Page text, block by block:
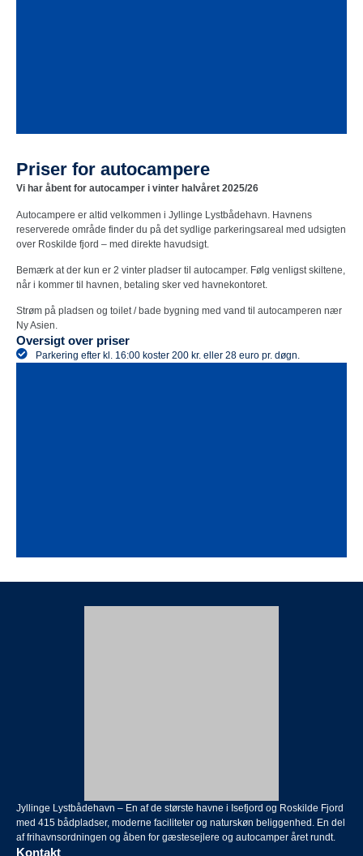
Priser for autocampere
Vi har åbent for autocamper i vinter halvåret 2025/26
Autocampere er altid velkommen i Jyllinge Lystbådehavn. Havnens
reserverede område finder du på det sydlige parkeringsareal med udsigten
over Roskilde fjord – med direkte havudsigt.
Bemærk at der kun er 2 vinter pladser til autocamper. Følg venligst skiltene,
når i kommer til havnen, betaling sker ved havnekontoret.
Strøm på pladsen og toilet / bade bygning med vand til autocamperen nær
Ny Asien.
Oversigt over priser
Parkering efter kl. 16:00 koster 200 kr. eller 28 euro pr. døgn.
Jyllinge Lystbådehavn – En af de største havne i Isefjord og Roskilde Fjord
med 415 bådpladser, moderne faciliteter og naturskøn beliggenhed. En del
af frihavnsordningen og åben for gæstesejlere og autocamper året rundt.
Kontakt